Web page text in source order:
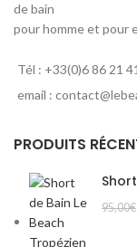
de bain
pour homme et pour
Tél : +33(0)6 86 21
email :
PRODUITS
95,00€